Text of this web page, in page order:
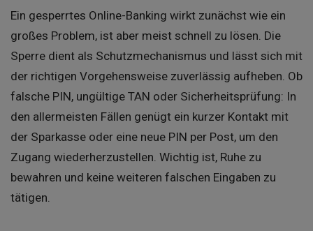
Ein gesperrtes Online-Banking wirkt zunächst wie ein
großes Problem, ist aber meist schnell zu lösen. Die
Sperre dient als Schutzmechanismus und lässt sich mit
der richtigen Vorgehensweise zuverlässig aufheben. Ob
falsche PIN, ungültige TAN oder Sicherheitsprüfung: In
den allermeisten Fällen genügt ein kurzer Kontakt mit
der Sparkasse oder eine neue PIN per Post, um den
Zugang wiederherzustellen. Wichtig ist, Ruhe zu
bewahren und keine weiteren falschen Eingaben zu
tätigen.